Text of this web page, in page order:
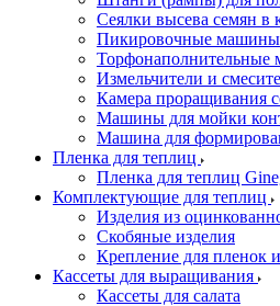
Сеялки высева семян в
Пикировочные машины
Измельчители и
Камера проращивания
Машины для мойки
Машина для
Пленка для теплиц
Пленка для теплиц
Комплектующие для теплиц
Изделия из
Скобяные изделия
Крепление для пленок
Кассеты для выращивания
Кассеты для салата